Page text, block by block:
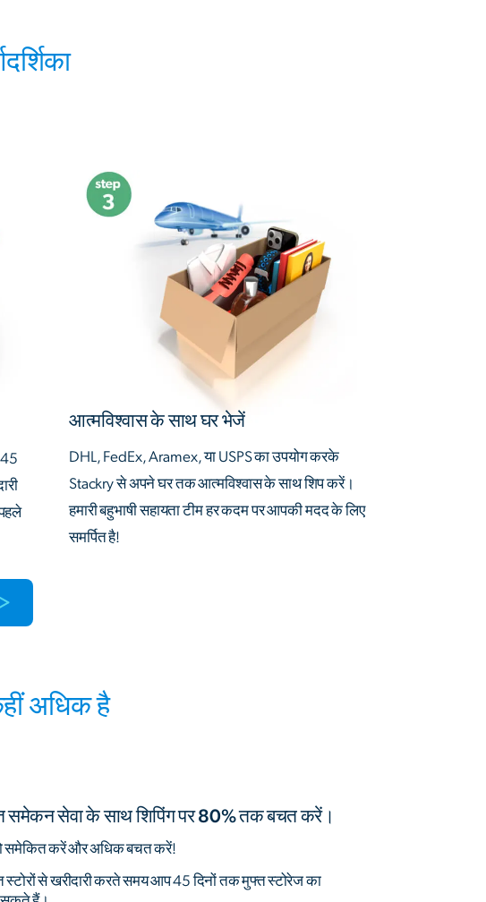
आत्मविश्वास के साथ घर भेजें
DHL, FedEx, Aramex, या USPS का उपयोग करके
Stackry से अपने घर तक आत्मविश्वास के साथ शिप करें।
हमारी बहुभाषी सहायता टीम हर कदम पर आपकी मदद के लिए
समर्पित है!
अधिक है
समेकन सेवा के साथ शिपिंग पर 80% तक बचत करें।
समेकित करें और अधिक बचत करें!
स्टोरों से खरीदारी करते समय आप 45 दिनों तक मुफ्त स्टोरेज का